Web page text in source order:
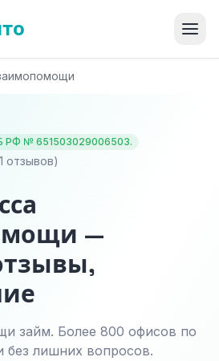
РФ № 651503029006503.
отзывов)
—
займ. Более 800 офисов по
без лишних вопросов.